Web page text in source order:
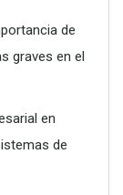
de
graves en el
en
de